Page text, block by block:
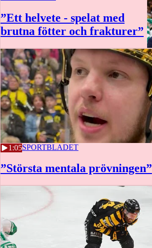
”Ett helvete - spelat med
brutna fötter och frakturer”
1:05
2 MAJSPORTBLADET
”Största mentala prövningen”